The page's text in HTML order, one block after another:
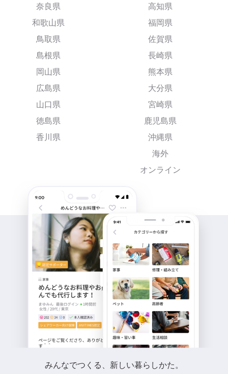
奈良県
和歌山県
鳥取県
島根県
岡山県
広島県
山口県
徳島県
香川県
高知県
福岡県
佐賀県
長崎県
熊本県
大分県
宮崎県
鹿児島県
沖縄県
海外
オンライン
みんなでつくる、新しい暮らしかた。